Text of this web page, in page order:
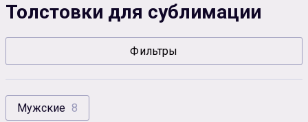
Батарейки Сублимация
Сувенирная продукция Зарядные устройства
Аксессуары
Толстовки для сублимации
Фильтры
Мужские 8